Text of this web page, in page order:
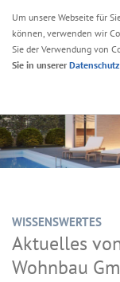
WISSENSWERTES
Aktuelles
Wohnbau
Um unsere Webseite für
können, verwenden wir
Sie der Verwendung von
Sie in unserer